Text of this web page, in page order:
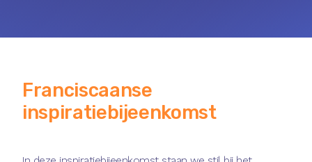
Franciscaanse
inspiratiebijeenkomst